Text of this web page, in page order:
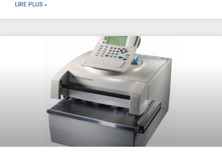
LIRE PLUS »